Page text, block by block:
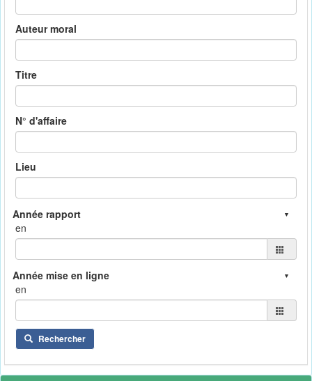
Auteur moral
Titre
N° d'affaire
Lieu
en
en
Rechercher